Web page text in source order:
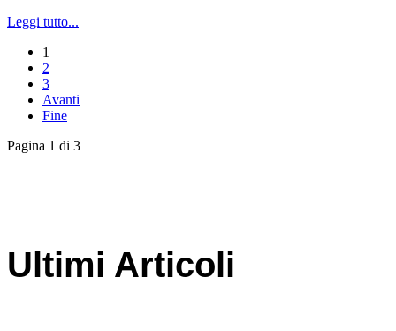
Leggi tutto...
1
2
3
Avanti
Fine
Pagina 1 di 3
Ultimi Articoli